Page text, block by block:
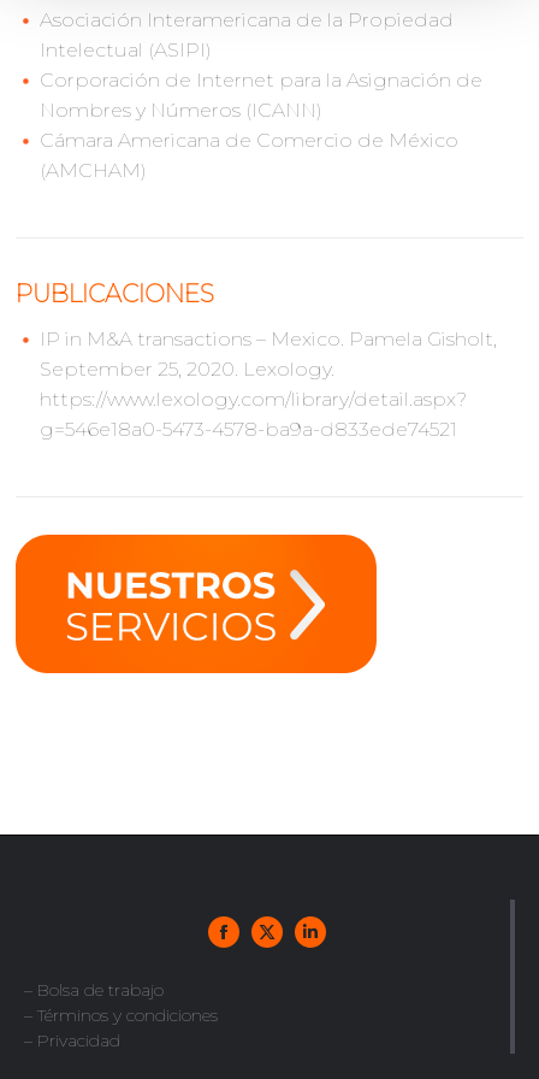
Asociación Interamericana de la Propiedad
Intelectual (ASIPI)
Corporación de Internet para la Asignación de
Nombres y Números (ICANN)
Cámara Americana de Comercio de México
(AMCHAM)
PUBLICACIONES
IP in M&A transactions – Mexico. Pamela Gisholt,
September 25, 2020. Lexology.
https://www.lexology.com/library/detail.aspx?
g=546e18a0-5473-4578-ba9a-d833ede74521
– Bolsa de trabajo
– Términos y condiciones
– Privacidad